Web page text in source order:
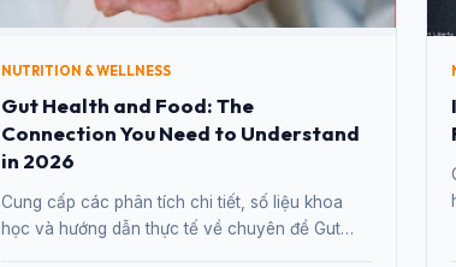
NUTRITION & WELLNESS
Gut Health and Food: The
Connection You Need to Understand
in 2026
Cung cấp các phân tích chi tiết, số liệu khoa
học và hướng dẫn thực tế về chuyên đề Gut